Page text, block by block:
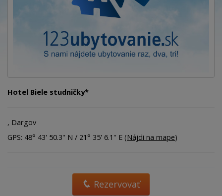
Hotel Biele studničky*
, Dargov
GPS: 48° 43' 50.3'' N / 21° 35' 6.1'' E (Nájdi na mape)
Rezervovať